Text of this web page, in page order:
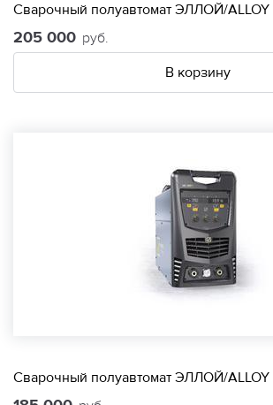
Сварочный полуавтомат ЭЛЛОЙ/
205 000 руб.
В корзину
Сварочный полуавтомат ЭЛЛОЙ/